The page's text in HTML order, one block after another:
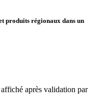
produits régionaux dans un
après validation par